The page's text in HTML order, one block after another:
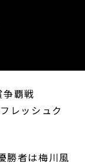
覇戦
レッシュク
勝者は梅川風